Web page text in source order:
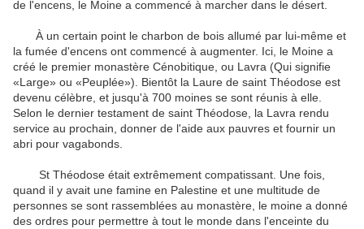
de l'encens, le Moine a commencé à marcher dans le désert.
À un certain point le charbon de bois allumé par lui-même et
la fumée d'encens ont commencé à augmenter. Ici, le Moine a
créé le premier monastère Cénobitique, ou Lavra (Qui signifie
«Large» ou «Peuplée»).
Bientôt la Laure de saint Théodose est
devenu célèbre, et jusqu'à 700 moines se sont réunis à elle.
Selon le dernier testament de saint Théodose, la Lavra rendu
service au prochain, donner de l'aide aux pauvres et fournir un
abri pour vagabonds.
St Théodose était extrêmement compatissant. Une fois,
quand il y avait une famine en Palestine et une multitude de
personnes se sont rassemblées au monastère, le moine a donné
des ordres pour permettre à tout le monde dans l'enceinte du